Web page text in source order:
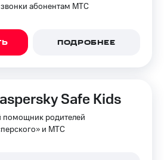
абонентам МТС
ПОДРОБНЕЕ
Safe Kids
родителей
и МТС